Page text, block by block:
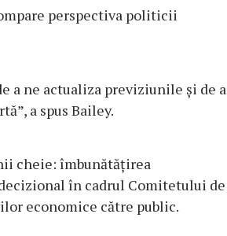
perspectiva politicii
a ne actualiza previziunile şi de a
a spus Bailey.
cheie: îmbunătățirea
în cadrul Comitetului de
economice către public.